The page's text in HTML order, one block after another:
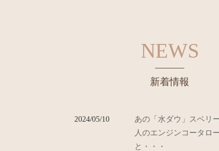
NEWS
新着情報
2024/05/10
あの「水ダウ」スベリ
人のエンジンコータロ
と・・・